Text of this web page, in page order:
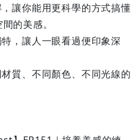
讓你能用更科學的方式搞懂
的美感。
，讓人一眼看過便印象深
質、不同顏色、不同光線的